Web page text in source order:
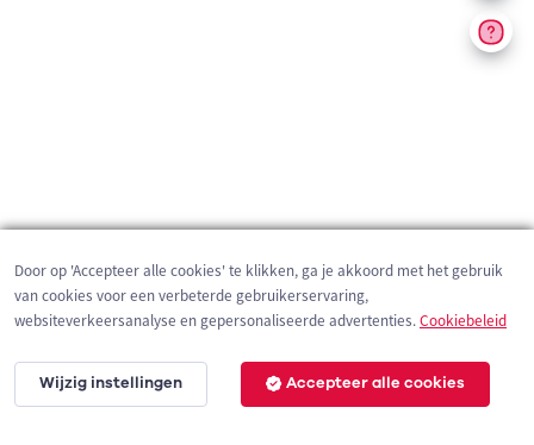
1 km
Door op 'Accepteer alle cookies' te klikken, ga je akkoord met het gebruik
van cookies voor een verbeterde gebruikerservaring,
websiteverkeersanalyse en gepersonaliseerde advertenties.Cookiebeleid
Wijzig instellingen Accepteer alle cookies